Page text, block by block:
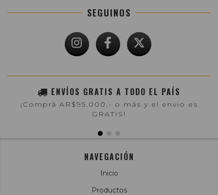
SEGUINOS
ENVÍOS GRATIS A TODO EL PAÍS
¡Comprá AR$95.000,- o más y el envio es
GRATIS!
NAVEGACIÓN
Inicio
Productos